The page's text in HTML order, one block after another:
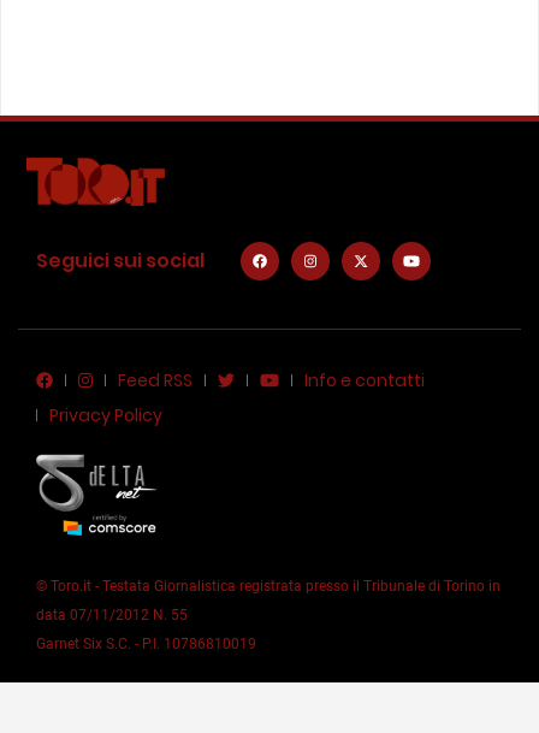
Seguici sui social
Feed RSS
Info e contatti
Privacy Policy
© Toro.it - Testata Giornalistica registrata presso il Tribunale di Torino in
data 07/11/2012 N. 55
Garnet Six S.C. - P.I. 10786810019